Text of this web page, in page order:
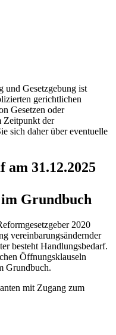
und Gesetzgebung ist
gerichtlichen
Gesetzen oder
Zeitpunkt der
sich daher über eventuelle
31.12.2025
im Grundbuch
2020
vereinbarungsändernder
besteht Handlungsbedarf.
Öffnungsklauseln
Grundbuch.
mit Zugang zum